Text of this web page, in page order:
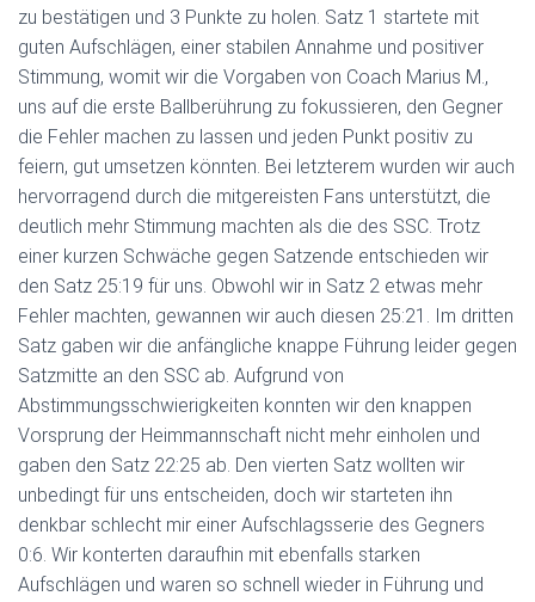
zu bestätigen und 3 Punkte zu holen. Satz 1 startete mit
guten Aufschlägen, einer stabilen Annahme und positiver
Stimmung, womit wir die Vorgaben von Coach Marius M.,
uns auf die erste Ballberührung zu fokussieren, den Gegner
die Fehler machen zu lassen und jeden Punkt positiv zu
feiern, gut umsetzen könnten. Bei letzterem wurden wir auch
hervorragend durch die mitgereisten Fans unterstützt, die
deutlich mehr Stimmung machten als die des SSC. Trotz
einer kurzen Schwäche gegen Satzende entschieden wir
den Satz 25:19 für uns. Obwohl wir in Satz 2 etwas mehr
Fehler machten, gewannen wir auch diesen 25:21. Im dritten
Satz gaben wir die anfängliche knappe Führung leider gegen
Satzmitte an den SSC ab. Aufgrund von
Abstimmungsschwierigkeiten konnten wir den knappen
Vorsprung der Heimmannschaft nicht mehr einholen und
gaben den Satz 22:25 ab. Den vierten Satz wollten wir
unbedingt für uns entscheiden, doch wir starteten ihn
denkbar schlecht mir einer Aufschlagsserie des Gegners
0:6. Wir konterten daraufhin mit ebenfalls starken
Aufschlägen und waren so schnell wieder in Führung und